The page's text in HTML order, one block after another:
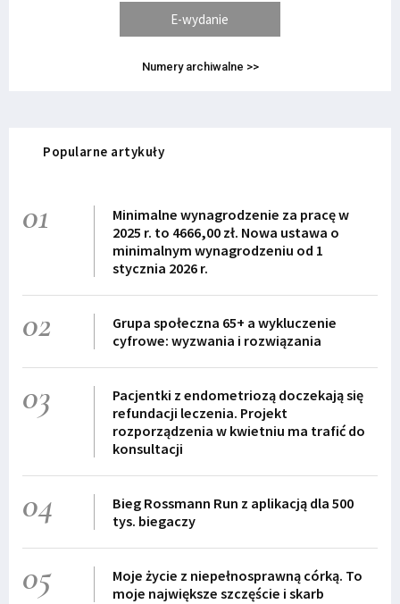
E-wydanie
Numery archiwalne >>
Popularne artykuły
01
Minimalne wynagrodzenie za pracę w
2025 r. to 4666,00 zł. Nowa ustawa o
minimalnym wynagrodzeniu od 1
stycznia 2026 r.
02
Grupa społeczna 65+ a wykluczenie
cyfrowe: wyzwania i rozwiązania
03
Pacjentki z endometriozą doczekają się
refundacji leczenia. Projekt
rozporządzenia w kwietniu ma trafić do
konsultacji
04
Bieg Rossmann Run z aplikacją dla 500
tys. biegaczy
05
Moje życie z niepełnosprawną córką. To
moje największe szczęście i skarb